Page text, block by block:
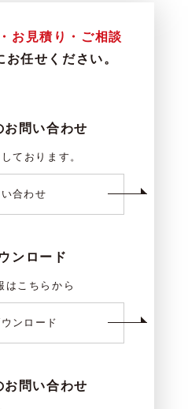
お見積り・ご相談
任せください。
お問い合わせ
ております。
合わせ
ンロード
はこちらから
ンロード
お問い合わせ